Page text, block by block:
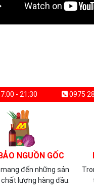
- 21:30 0975
NGUỒN GỐC
đến những sản
lượng hàng đầu.